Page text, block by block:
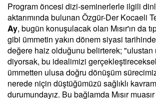
Program öncesi dizi-seminerlerle ilgili
aktarımında bulunan Özgür-Der Kocaeli
Ay, bugün konuşulacak olan Mısır'ın da
gibi ümmetin yakın dönem siyasi
değere haiz olduğunu belirterek; "ulustan
diyorsak, bu idealimizi
ümmetten ulusa doğru dönüşüm
nerede niçin düştüğümüzü sağlıklı
durumundayız. Bu bağlamda Mısır